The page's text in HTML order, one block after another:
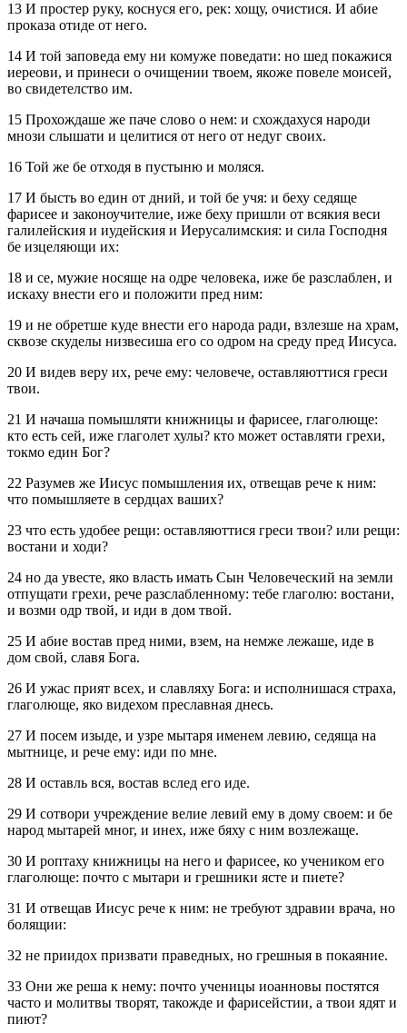
13 И простер руку, коснуся его, рек: хощу, очистися. И абие
проказа отиде от него.
14 И той заповеда ему ни комуже поведати: но шед покажися
иереови, и принеси о очищении твоем, якоже повеле моисей,
во свидетелство им.
15 Прохождаше же паче слово о нем: и схождахуся народи
мнози слышати и целитися от него от недуг своих.
16 Той же бе отходя в пустыню и моляся.
17 И бысть во един от дний, и той бе учя: и беху седяще
фарисее и законоучителие, иже беху пришли от всякия веси
галилейския и иудейския и Иерусалимския: и сила Господня
бе изцеляющи их:
18 и се, мужие носяще на одре человека, иже бе разслаблен, и
искаху внести его и положити пред ним:
19 и не обретше куде внести его народа ради, взлезше на храм,
сквозе скуделы низвесиша его со одром на среду пред Иисуса.
20 И видев веру их, рече ему: человече, оставляюттися греси
твои.
21 И начаша помышляти книжницы и фарисее, глаголюще:
кто есть сей, иже глаголет хулы? кто может оставляти грехи,
токмо един Бог?
22 Разумев же Иисус помышления их, отвещав рече к ним:
что помышляете в сердцах ваших?
23 что есть удобее рещи: оставляюттися греси твои? или рещи:
востани и ходи?
24 но да увесте, яко власть имать Сын Человеческий на земли
отпущати грехи, рече разслабленному: тебе глаголю: востани,
и возми одр твой, и иди в дом твой.
25 И абие востав пред ними, взем, на немже лежаше, иде в
дом свой, славя Бога.
26 И ужас прият всех, и славляху Бога: и исполнишася страха,
глаголюще, яко видехом преславная днесь.
27 И посем изыде, и узре мытаря именем левию, седяща на
мытнице, и рече ему: иди по мне.
28 И оставль вся, востав вслед его иде.
29 И сотвори учреждение велие левий ему в дому своем: и бе
народ мытарей мног, и инех, иже бяху с ним возлежаще.
30 И роптаху книжницы на него и фарисее, ко учеником его
глаголюще: почто с мытари и грешники ясте и пиете?
31 И отвещав Иисус рече к ним: не требуют здравии врача, но
болящии:
32 не приидох призвати праведных, но грешныя в покаяние.
33 Они же реша к нему: почто ученицы иоанновы постятся
часто и молитвы творят, такожде и фарисейстии, а твои ядят и
пиют?